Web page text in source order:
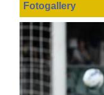
Fotogallery